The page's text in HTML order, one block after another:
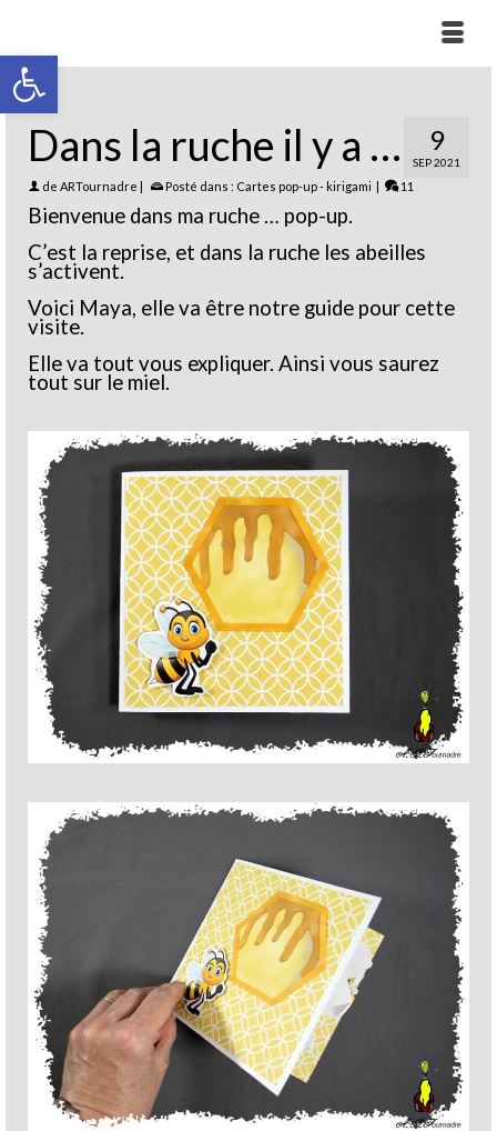
Ouvrir la barre d’outils
9
SEP 2021
Dans la ruche il y a …
de ARTournadre | Posté dans : Cartes pop-up - kirigami | 11
Bienvenue dans ma ruche … pop-up.
C’est la reprise, et dans la ruche les abeilles
s’activent.
Voici Maya, elle va être notre guide pour cette
visite.
Elle va tout vous expliquer. Ainsi vous saurez
tout sur le miel.